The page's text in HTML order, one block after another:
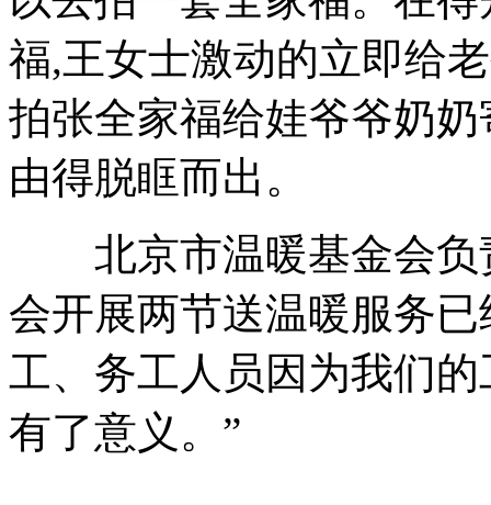
福,王女士激动的立即给
拍张全家福给娃爷爷奶
由得脱眶而出。
北京市温暖基金会负
会开展两节送温暖服务
工、务工人员因为我们
有了意义。”